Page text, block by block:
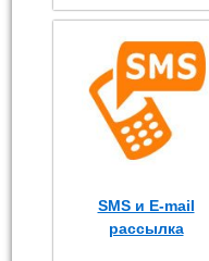
SMS и E-mail
рассылка